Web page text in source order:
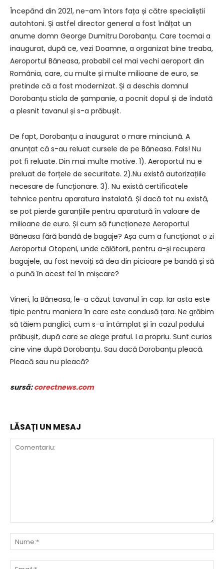
Începând din 2021, ne-am întors fața și către specialiștii
autohtoni. Și astfel director general a fost înălțat un
anume domn George Dumitru Dorobanțu. Care tocmai a
inaugurat, după ce, vezi Doamne, a organizat bine treaba,
Aeroportul Băneasa, probabil cel mai vechi aeroport din
România, care, cu multe și multe milioane de euro, se
pretinde că a fost modernizat. Și a deschis domnul
Dorobanțu sticla de șampanie, a pocnit dopul și de îndată
a plesnit tavanul și s-a prăbușit.
De fapt, Dorobanțu a inaugurat o mare minciună. A
anunțat că s-au reluat cursele de pe Băneasa. Fals! Nu
pot fi reluate. Din mai multe motive. 1). Aeroportul nu e
preluat de forțele de securitate. 2).Nu există autorizațiile
necesare de funcționare. 3). Nu există certificatele
tehnice pentru aparatura instalată. Și dacă tot nu există,
se pot pierde garanțiile pentru aparatură în valoare de
milioane de euro. Și cum să funcționeze Aeroportul
Băneasa fără bandă de bagaje? Așa cum a funcționat o zi
Aeroportul Otopeni, unde călătorii, pentru a-și recupera
bagajele, au fost nevoiți să dea din picioare pe bandă și să
o pună în acest fel în mișcare?
Vineri, la Băneasa, le-a căzut tavanul în cap. Iar asta este
tipic pentru maniera în care este condusă țara. Ne grăbim
să tăiem panglici, cum s-a întâmplat și în cazul podului
prăbușit, după care se alege praful. La propriu. Sunt curios
cine vine după Dorobanțu. Sau dacă Dorobanțu pleacă.
Pleacă sau nu pleacă?
sursă:corectnews.com
LĂSAȚI UN MESAJ